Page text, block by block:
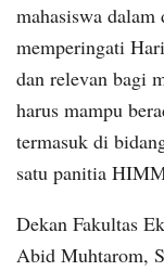
mahasiswa
memperingati
dan relevan bagi
harus mampu
termasuk di
satu panitia
Dekan Fakultas
Abid Muhtarom,